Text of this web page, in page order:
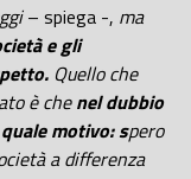
– spiega -, ma
e gli
Quello che
è chenel dubbio
motivo: spero
a differenza